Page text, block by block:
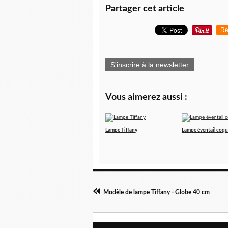
Partager cet article
S'inscrire à la newsletter
Vous aimerez aussi :
Lampe Tiffany
Lampe éventail
Modèle de lampe Tiffany - Globe 40 cm